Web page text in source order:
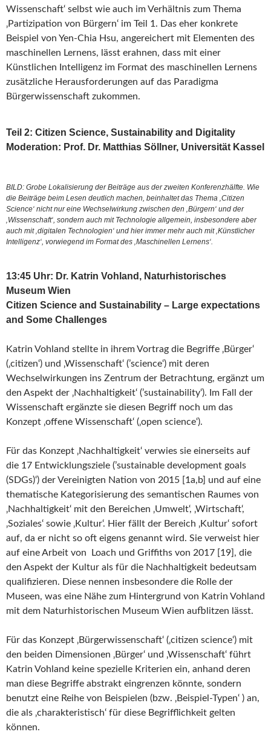
Wissenschaft‘ selbst wie auch im Verhältnis zum Thema
‚Partizipation von Bürgern‘ im Teil 1. Das eher konkrete
Beispiel von Yen-Chia Hsu, angereichert mit Elementen des
maschinellen Lernens, lässt erahnen, dass mit einer
Künstlichen Intelligenz im Format des maschinellen Lernens
zusätzliche Herausforderungen auf das Paradigma
Bürgerwissenschaft zukommen.
Teil 2: Citizen Science, Sustainability and Digitality
Moderation: Prof. Dr. Matthias Söllner, Universität Kassel
BILD: Grobe Lokalisierung der Beiträge aus der zweiten Konferenzhälfte. Wie
die Beiträge beim Lesen deutlich machen, beinhaltet das Thema ‚Citizen
Science‘ nicht nur eine Wechselwirkung zwischen den ‚Bürgern‘ und der
‚Wissenschaft‘, sondern auch mit Technologie allgemein, insbesondere aber
auch mit ‚digitalen Technologien‘ und hier immer mehr auch mit ‚Künstlicher
Intelligenz‘, vorwiegend im Format des ‚Maschinellen Lernens‘.
13:45 Uhr: Dr. Katrin Vohland, Naturhistorisches
Museum Wien
Citizen Science and Sustainability – Large expectations
and Some Challenges
Katrin Vohland stellte in ihrem Vortrag die Begriffe ‚Bürger‘
(‚citizen‘) und ‚Wissenschaft‘ (’science‘) mit deren
Wechselwirkungen ins Zentrum der Betrachtung, ergänzt um
den Aspekt der ‚Nachhaltigkeit‘ (’sustainability‘). Im Fall der
Wissenschaft ergänzte sie diesen Begriff noch um das
Konzept ‚offene Wissenschaft‘ (‚open science‘).
Für das Konzept ‚Nachhaltigkeit‘ verwies sie einerseits auf
die 17 Entwicklungsziele (’sustainable development goals
(SDGs)‘) der Vereinigten Nation von 2015 [1a,b] und auf eine
thematische Kategorisierung des semantischen Raumes von
‚Nachhaltigkeit‘ mit den Bereichen ‚Umwelt‘, ‚Wirtschaft‘,
‚Soziales‘ sowie ‚Kultur‘. Hier fällt der Bereich ‚Kultur‘ sofort
auf, da er nicht so oft eigens genannt wird. Sie verweist hier
auf eine Arbeit von Loach und Griffiths von 2017 [19], die
den Aspekt der Kultur als für die Nachhaltigkeit bedeutsam
qualifizieren. Diese nennen insbesondere die Rolle der
Museen, was eine Nähe zum Hintergrund von Katrin Vohland
mit dem Naturhistorischen Museum Wien aufblitzen lässt.
Für das Konzept ‚Bürgerwissenschaft‘ (‚citizen science‘) mit
den beiden Dimensionen ‚Bürger‘ und ‚Wissenschaft‘ führt
Katrin Vohland keine spezielle Kriterien ein, anhand deren
man diese Begriffe abstrakt eingrenzen könnte, sondern
benutzt eine Reihe von Beispielen (bzw. ‚Beispiel-Typen‘ ) an,
die als ‚charakteristisch‘ für diese Begrifflichkeit gelten
können.